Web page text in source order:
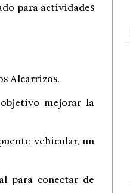
para actividades
Alcarrizos.
mejorar la
vehicular, un
para conectar de